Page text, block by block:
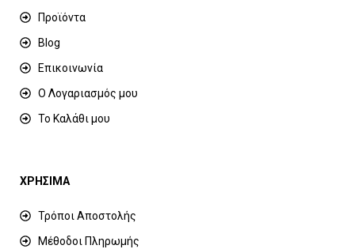
Προϊόντα
Blog
Επικοινωνία
Ο Λογαριασμός μου
Το Καλάθι μου
ΧΡΗΣΙΜΑ
Τρόποι Αποστολής
Μέθοδοι Πληρωμής